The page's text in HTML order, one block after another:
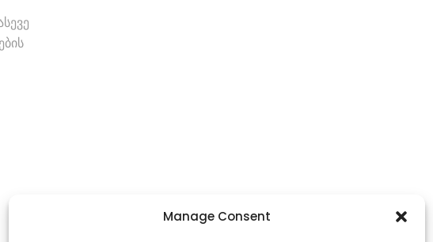
Manage Consent